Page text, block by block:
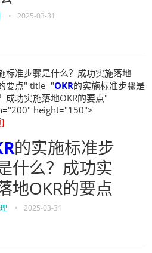
• 2025-03-31
标准步骤是什么？成功实施落地
要点" title="OKR的实施标准步骤是
成功实施落地OKR的要点"
height="150">
]
的实施标准步
什么？成功实
地OKR的要点
• 2025-03-31